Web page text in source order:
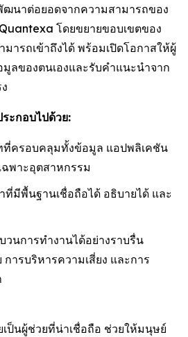
ฒนาต่อยอดจากความสามารถของ
โดยขยายขอบเขตของ
ารถเข้าถึงได้ พร้อมเปิดโอกาสให้ผู้
ลของตนเองและรับคำแนะนำจาก
ะกอบไปด้วย:
ที่ครอบคลุมทั้งข้อมูล แอปพลิเคชัน
พาะอุตสาหกรรม
มีพื้นฐานเชื่อถือได้ อธิบายได้ และ
วนการทำงานได้อย่างราบรื่น
ารบริหารความเสี่ยง และการ
เป็นผู้ช่วยที่น่าเชื่อถือ ช่วยให้มนุษย์